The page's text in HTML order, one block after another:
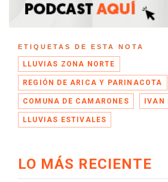
ETIQUETAS DE ESTA NOTA
LLUVIAS ZONA NORTE
REGIÓN DE ARICA Y PARINACOTA
COMUNA DE CAMARONES IVAN
LLUVIAS ESTIVALES
LO MÁS RECIENTE